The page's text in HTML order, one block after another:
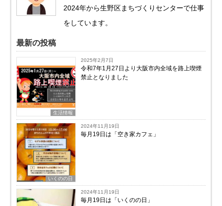
2024年から生野区まちづくりセンターで仕事
をしています。
最新の投稿
生活情報
2025年2月7日
令和7年1月27日より大阪市内全域を路上喫煙
禁止となりました
いくのの日
2024年11月19日
毎月19日は「空き家カフェ」
2024年11月19日
毎月19日は「いくのの日」